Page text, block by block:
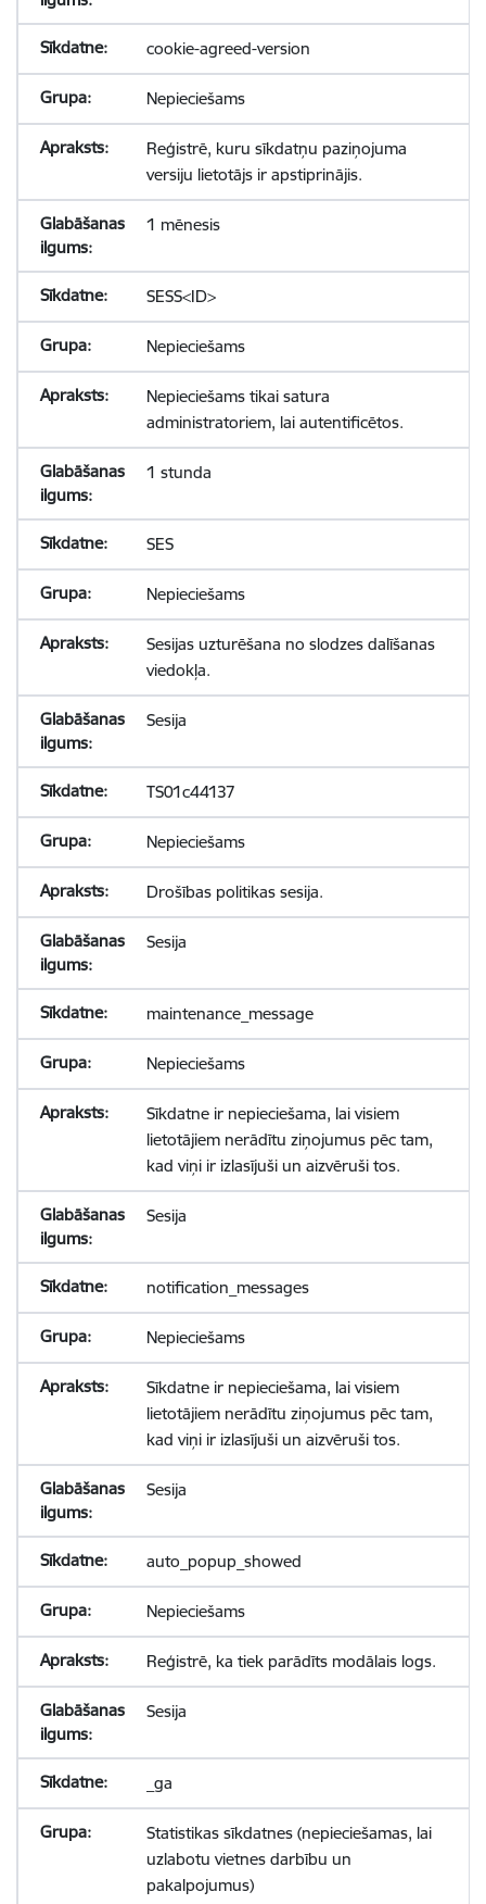
cookie-agreed-version
Nepieciešams
Reģistrē, kuru sīkdatņu paziņojuma
versiju lietotājs ir apstiprinājis.
1 mēnesis
SESS<ID>
Nepieciešams
Nepieciešams tikai satura
administratoriem, lai autentificētos.
1 stunda
SES
Nepieciešams
Sesijas uzturēšana no slodzes dalīšanas
viedokļa.
Sesija
TS01c44137
Nepieciešams
Drošības politikas sesija.
Sesija
maintenance_message
Nepieciešams
Sīkdatne ir nepieciešama, lai visiem
lietotājiem nerādītu ziņojumus pēc tam,
kad viņi ir izlasījuši un aizvēruši tos.
Sesija
notification_messages
Nepieciešams
Sīkdatne ir nepieciešama, lai visiem
lietotājiem nerādītu ziņojumus pēc tam,
kad viņi ir izlasījuši un aizvēruši tos.
Sesija
auto_popup_showed
Nepieciešams
Reģistrē, ka tiek parādīts modālais logs.
Sesija
_ga
Statistikas sīkdatnes (nepieciešamas, lai
uzlabotu vietnes darbību un
pakalpojumus)